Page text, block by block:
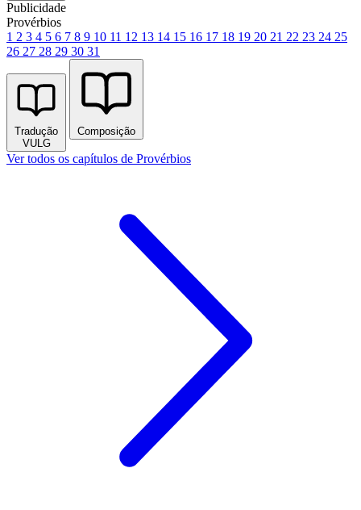
Publicidade
Provérbios
1 2 3 4 5 6 7 8 9 10 11 12 13 14 15 16 17 18 19 20 21 22 23 24 25
26 27 28 29 30 31
Tradução
VULG
Composição
Ver todos os capítulos de Provérbios